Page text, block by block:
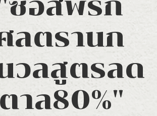
ลตรานก
วลสูตรลด
าล80%"